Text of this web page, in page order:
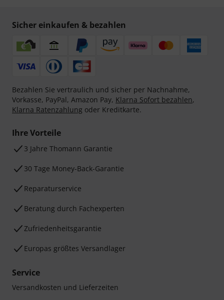
Sicher einkaufen & bezahlen
Bezahlen Sie vertraulich und sicher per Nachnahme,
Vorkasse, PayPal, Amazon Pay, Klarna Sofort bezahlen,
Klarna Ratenzahlung oder Kreditkarte.
Ihre Vorteile
3 Jahre Thomann Garantie
30 Tage Money-Back-Garantie
Reparaturservice
Beratung durch Fachexperten
Zufriedenheitsgarantie
Europas größtes Versandlager
Service
Versandkosten und Lieferzeiten